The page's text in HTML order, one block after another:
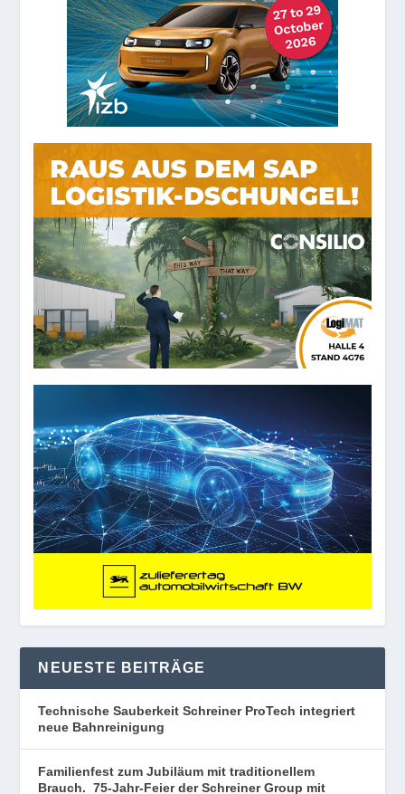
NEUESTE BEITRÄGE
Technische Sauberkeit Schreiner ProTech integriert
neue Bahnreinigung
Familienfest zum Jubiläum mit traditionellem
Brauch. 75-Jahr-Feier der Schreiner Group mit